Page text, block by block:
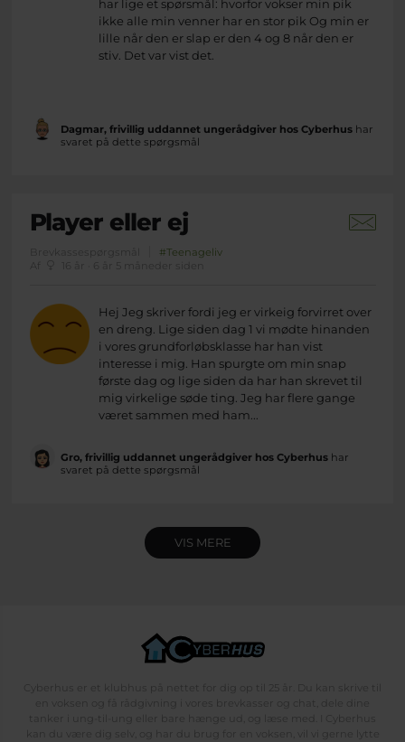
har lige et spørsmål: hvorfor vokser min pik
ikke alle min venner har en stor pik Og min er
lille når den er slap er den 4 og 8 når den er
stiv. Det var vist det.
Dagmar, frivillig uddannet ungerådgiver hos Cyberhushar
svaret på dette spørgsmål
Player eller ej
Brevkassespørgsmål
#Teenageliv
Af
16 år · 6 år 5 måneder siden
Hej Jeg skriver fordi jeg er virkeig forvirret over
en dreng. Lige siden dag 1 vi mødte hinanden
i vores grundforløbsklasse har han vist
interesse i mig. Han spurgte om min snap
første dag og lige siden da har han skrevet til
mig virkelige søde ting. Jeg har flere gange
været sammen med ham...
Gro, frivillig uddannet ungerådgiver hos Cyberhushar
svaret på dette spørgsmål
VIS MERE
Cyberhus er et klubhus på nettet for dig op til 25 år. Du kan skrive til
en voksen og få rådgivning i vores brevkasser og chat, dele dine
tanker i ung-til-ung eller bare hænge ud, og læse med. I Cyberhus
kan du være dig selv, og har du brug for en voksen, vil vi gerne lytte